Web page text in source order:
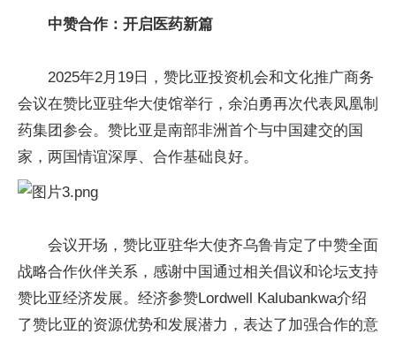
中赞合作：开启医药新篇
2025年2月19日，赞比亚投资机会和文化推广商务
会议在赞比亚驻华大使馆举行，余泊勇再次代表凤凰制
药集团参会。赞比亚是南部非洲首个与中国建交的国
家，两国情谊深厚、合作基础良好。
会议开场，赞比亚驻华大使齐乌鲁肯定了中赞全面
战略合作伙伴关系，感谢中国通过相关倡议和论坛支持
赞比亚经济发展。经济参赞Lordwell Kalubankwa介绍
了赞比亚的资源优势和发展潜力，表达了加强合作的意